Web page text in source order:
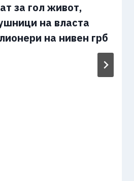
за гол живот,
на власта
на нивен грб